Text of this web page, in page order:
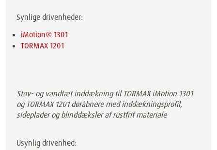
Synlige drivenheder:
iMotion® 1301
TORMAX 1201
Støv- og vandtæt inddækning til TORMAX iMotion 1301
og TORMAX 1201 døråbnere med inddækningsprofil,
sideplader og blinddæksler af rustfrit materiale
Usynlig drivenhed: